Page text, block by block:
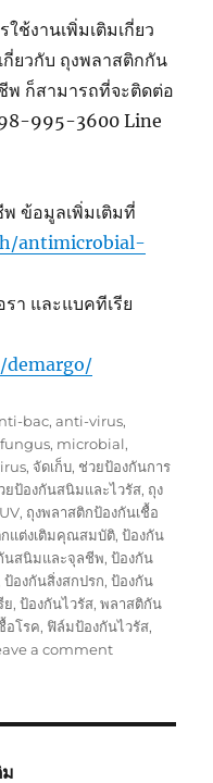
ช้งานเพิ่มเติมเกี่ยว
ยวกับ ถุงพลาสติกกัน
พ ก็สามารถที่จะติดต่อ
995-3600 Line
ข้อมูลเพิ่มเติมที่
antimicrobial-
า และแบคทีเรีย
demargo/
bac,anti-virus,
fungus, microbial,
, จัดเก็บ, ช่วยป้องกันการ
ยป้องกันสนิมและไวรัส, ถุง
, ถุงพลาสติกป้องกันเชื้อ
แต่งเติมคุณสมบัติ,ป้องกัน
นสนิมและจุลชีพ,ป้องกัน
ป้องกันสิ่งสกปรก,ป้องกัน
ย,ป้องกันไวรัส,พลาสติกัน
อโรค, ฟิล์มป้องกันไวรัส,
a commenton